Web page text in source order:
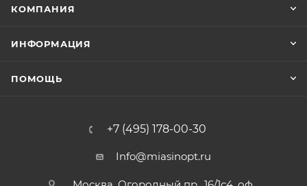
КОМПАНИЯ
ИНФОРМАЦИЯ
ПОМОЩЬ
+7 (495) 178-00-30
Info@miasinopt.ru